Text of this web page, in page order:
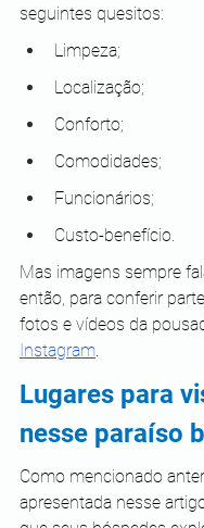
seguintes quesitos:
Limpeza;
Localização;
Conforto;
Comodidades;
Funcionários;
Custo-benefício.
Mas imagens sempre
então, para conferir
fotos e vídeos da
Instagram.
Lugares para
nesse paraíso
Como mencionado
apresentada nesse